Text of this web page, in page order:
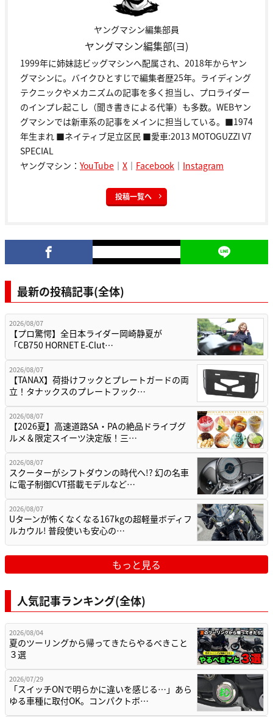
ヤングマシン編集部員
ヤングマシン編集部(ヨ)
1999年に姉妹誌ビッグマシンへ配属され、2018年からヤン
グマシンに。バイクひとすじで編集者歴25年。ライディング
テクニックやメカニズムの記事を多く担当し、プロライダー
のインプレ起こし（聞き書きによる代筆）も多数。WEBヤン
グマシンでは新車系の記事をメインに担当している。■1974
年生まれ ■ネイティブ足立区民 ■愛車:2013 MOTOGUZZI V7
SPECIAL
ヤングマシン： YouTube ｜ X ｜ Facebook ｜ Instagram
投稿一覧へ
最新の投稿記事(全体)
2026/08/07
【プロ驚愕】全日本ライダー岡崎静夏が
「CB750 HORNET E-Clut…
2026/08/07
【TANAX】荷掛けフックとプレートガードの両
立！タナックスのプレートフック…
2026/08/07
【2026夏】高速道路SA・PAの絶品ドライブグ
ルメ＆限定スイーツ決定版！三…
2026/08/07
スクーターがシフトダウンの時代へ!? 幻の名車
に電子制御CVT搭載モデルなど…
2026/08/07
Uターンが怖くなくなる167kgの超軽量ボディフ
ルカウル! 普段使いも安心の…
もっと見る
人気記事ランキング(全体)
2026/08/04
夏のツーリングから帰ってきたらやるべきこと
３選
2026/07/29
「スイッチONで明らかに違いを感じる…」あら
ゆる車種に取付OK。コンパクトボ…